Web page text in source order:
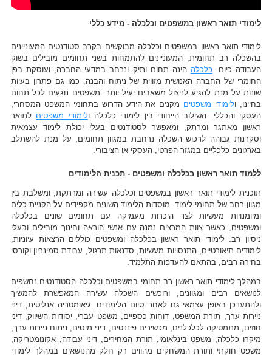
לימודי תואר ראשון במשפטים וכלכלה - מידע כללי
לימודי תואר ראשון במשפטים וכלכלה מבוקשים בקרב סטודנטים המעוניינים
בהשכלה רב תחומית, המעוניינים להתמחות בשני תחומים מובילים בשוק
העבודה כיום. כלכלה הינה תחום ותיק ונרחב במדעי החברה, ועוסקת בפן
החומרי של החברה האנושית מזווית של ניתוח והבנה, כמו גם פתרון בעיות
שונות על מנת להגיע לניצול משאבים יעיל יותר. משפטים נוגעים לכל תחום
בחיינו, ולימודי משפטים מקנים את הידע הדרוש בתחומי המשפט המסחרי,
העסקי והכללי. השילוב הייחודי בין לימודי כלכלה ולימודי משפטים לתואר
ראשון מאתגר ומרתק, ומאפשר לסטודנטים בעלי יכולת לימוד עצמאית
וסקרנות גבוהה לרכוש השכלה נרחבת במגוון תחומים, על מנת להשתלב
בארגונים כלכליים במגזר הפרטי, העסקי או הציבורי.
ללמוד תואר ראשון בכלכלה ומשפטים - תכנית הלימודים
תוכנית לימודי תואר ראשון במשפטים וכלכלה עשירה ומרתקת, ומשלבת בין
מגוון רחב של תחומי לימוד. מוסדות הלימוד השונים מקפידים על הקניית כלים
ומיומנויות מעשיות לצד היכרות מעמיקה עם תחומים שונים בכלכלה
ומשפטים, כאשר צוות המרצים נמנה עם אנשי הוראה וחינוך מובילים ובעלי
ניסיון רב. לימודי תואר ראשון בכלכלה ומשפטים כוללים הרצאות עיוניות,
לימודים תיאורטיים, התנסויות מעשיות, סדנאות תרגול, עבודת סמינריון וקורסי
בחירה רבים, בהתאם להעדפות התלמיד.
במהלך לימודי תואר ראשון רב תחומי במשפטים וכלכלה הסטודנטים נחשפים
לנושאים רבים ומגוונים, ורוכשים השכלה עשירה המאפשרת להמשיך
ולהתעדכן באופן עצמאי גם לאחר סיום הלימודים. גיאומטריה אנליטית, דיני
ניירות ערך, תורת המשפט, דוחות כספיים, משפט עברי, יסודות השיווק, דיני
חוזים, מתמטיקה לכלכלנים, מכשירים פיננסים, דיני מיסים, ניתוח ניירות ערך,
מיקרו כלכלה, משפט בינלאומי, תורת המחירים, דיני עבודה, אקונומטריקה,
משפט חוקתי ותורת המשחקים מהווים רק חלק מהנושאים במהלך לימודי